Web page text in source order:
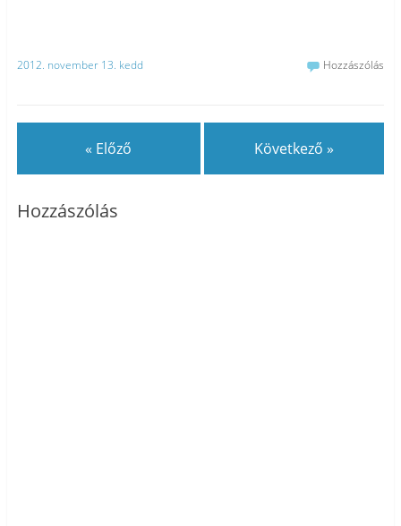
2012. november 13. kedd Hozzászólás
« Előző Következő »
Hozzászólás